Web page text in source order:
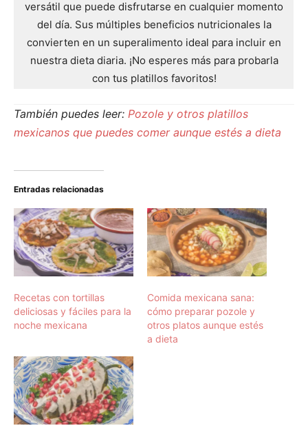
versátil que puede disfrutarse en cualquier momento
del día. Sus múltiples beneficios nutricionales la
convierten en un superalimento ideal para incluir en
nuestra dieta diaria. ¡No esperes más para probarla
con tus platillos favoritos!
También puedes leer: Pozole y otros platillos
mexicanos que puedes comer aunque estés a dieta
Entradas relacionadas
Recetas con tortillas
deliciosas y fáciles para la
noche mexicana
Comida mexicana sana:
cómo preparar pozole y
otros platos aunque estés
a dieta